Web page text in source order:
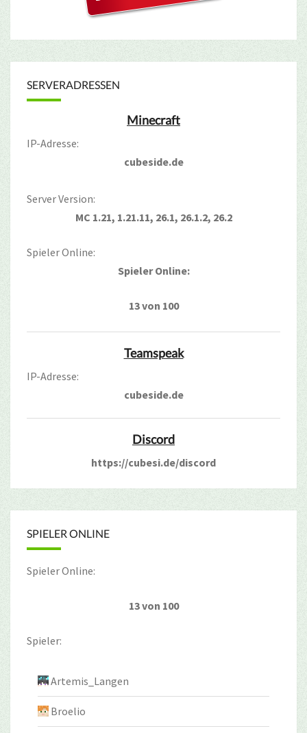
SERVERADRESSEN
Minecraft
IP-Adresse:
cubeside.de
Server Version:
MC 1.21, 1.21.11, 26.1, 26.1.2, 26.2
Spieler Online:
Spieler Online:
13 von 100
Teamspeak
IP-Adresse:
cubeside.de
Discord
https://cubesi.de/discord
SPIELER ONLINE
Spieler Online:
13 von 100
Spieler:
Artemis_Langen
Broelio